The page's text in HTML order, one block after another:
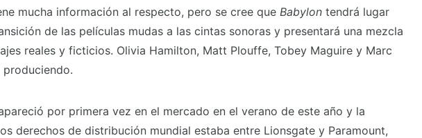
mucha información al respecto, pero se cree que Babylon tendrá lugar
de las películas mudas a las cintas sonoras y presentará una mezcla
reales y ficticios. Olivia Hamilton, Matt Plouffe, Tobey Maguire y Marc
por primera vez en el mercado en el verano de este año y la
derechos de distribución mundial estaba entre Lionsgate y Paramount,